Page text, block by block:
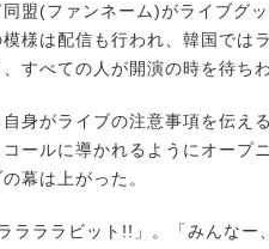
盟(ファンネーム)がライブグ
様は配信も行われ、韓国では
すべての人が開演の時を待ち
身がライブの注意事項を伝え
コールに導かれるようにオー
幕は上がった。
ラララビット!!」。「みんなー